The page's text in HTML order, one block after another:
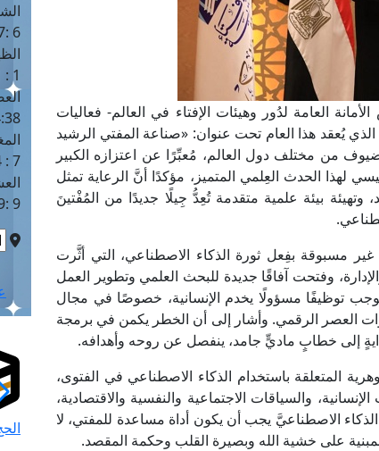
العامة لدُور وهيئات الإفتاء في العالم- فعاليات
الذي يُعقد هذا العام تحت عنوان: «صناعة المفتي الرشيد
من مختلف دول العالم، مُعبِّرًا عن اعتزازه الكبير
لهذا الحدث العِلمي المتميز، مؤكدًا أنَّ الرعاية تمثل
وتهيئة بيئة علمية متقدمة تُعِدُّ جِيلًا جديدًا من المُفْتينَ
مسبوقة بفِعل ثورة الذكاء الاصطناعي، التي أثَّرت
وفتحت آفاقًا جديدة للبحث العلمي وتطوير العمل
توظيفًا مسؤولًا يخدم الإنسانية، خصوصًا في مجال
العصر الرقمي. وأشار إلى أن الخطر يكمن في برمجة
إلى خطابٍ ماديٍّ جامد، ينفصل عن روحه وأهدافه.
المتعلقة باستخدام الذكاء الاصطناعي في الفتوى،
والسياقات الاجتماعية والنفسية والاقتصادية،
الاصطناعيَّ يجب أن يكون أداة مساعدة للمفتي، لا
على خشية الله وبصيرة القلب وحكمة المقصد.
6 :17
1 : 1
7 : 44
9 :9